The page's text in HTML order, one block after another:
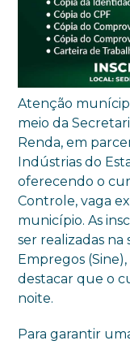
Atenção
meio da
Renda, em
Indústrias do
oferecendo o
Controle, vaga
município. As
ser realizadas na
Empregos
destacar que o
noite.
Para garantir